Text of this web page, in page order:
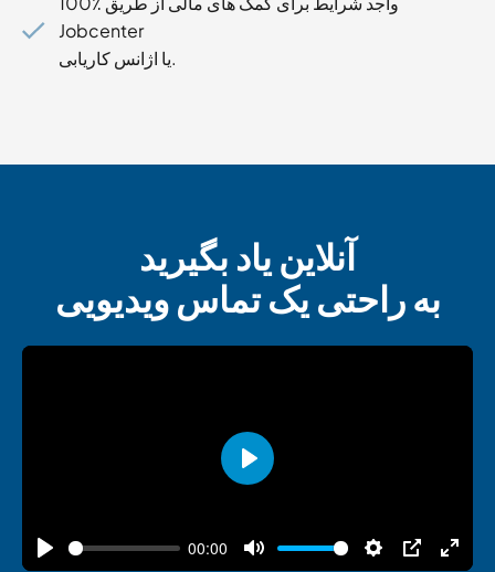
Jobcenter
یا اژانس کاریابی.
آنلاین یاد بگیرید
به راحتی یک تماس ویدیویی
00:00
Play